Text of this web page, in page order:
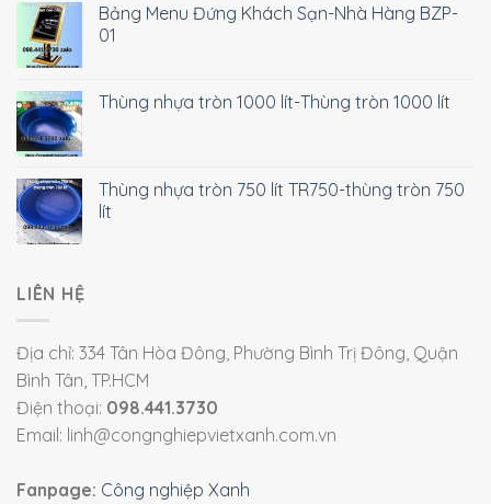
Bảng Menu Đứng Khách Sạn-Nhà Hàng BZP-
01
Thùng nhựa tròn 1000 lít-Thùng tròn 1000 lít
Thùng nhựa tròn 750 lít TR750-thùng tròn 750
lít
LIÊN HỆ
Địa chỉ: 334 Tân Hòa Đông, Phường Bình Trị Đông, Quận
Bình Tân, TP.HCM
Điện thoại: 098.441.3730
Email: linh@congnghiepvietxanh.com.vn
Fanpage: Công nghiệp Xanh